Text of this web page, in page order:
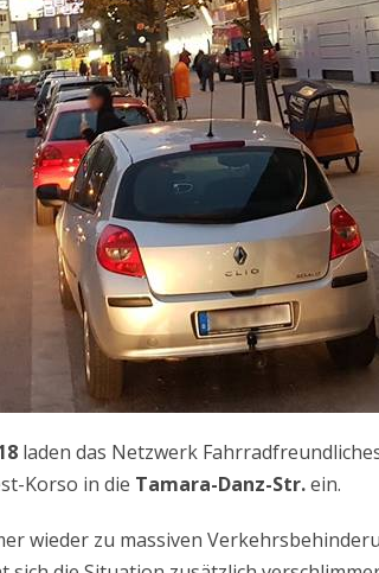
laden das Netzwerk
Korso in die Tamara-Danz-Str.ein.
wieder zu massiven